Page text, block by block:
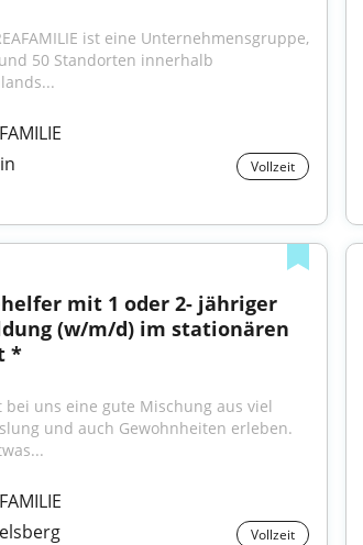
ist eine Unternehmensgruppe,
50 Standorten innerhalb
Vollzeit
mit 1 oder 2- jähriger
(w/m/d) im stationären
*
bei uns eine gute Mischung aus viel
und auch Gewohnheiten erleben.
Vollzeit